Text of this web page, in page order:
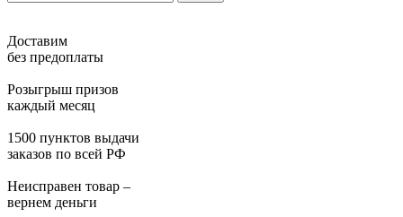
Доставим
без предоплаты
Розыгрыш призов
каждый месяц
1500 пунктов выдачи
заказов по всей РФ
Неисправен товар –
вернем деньги